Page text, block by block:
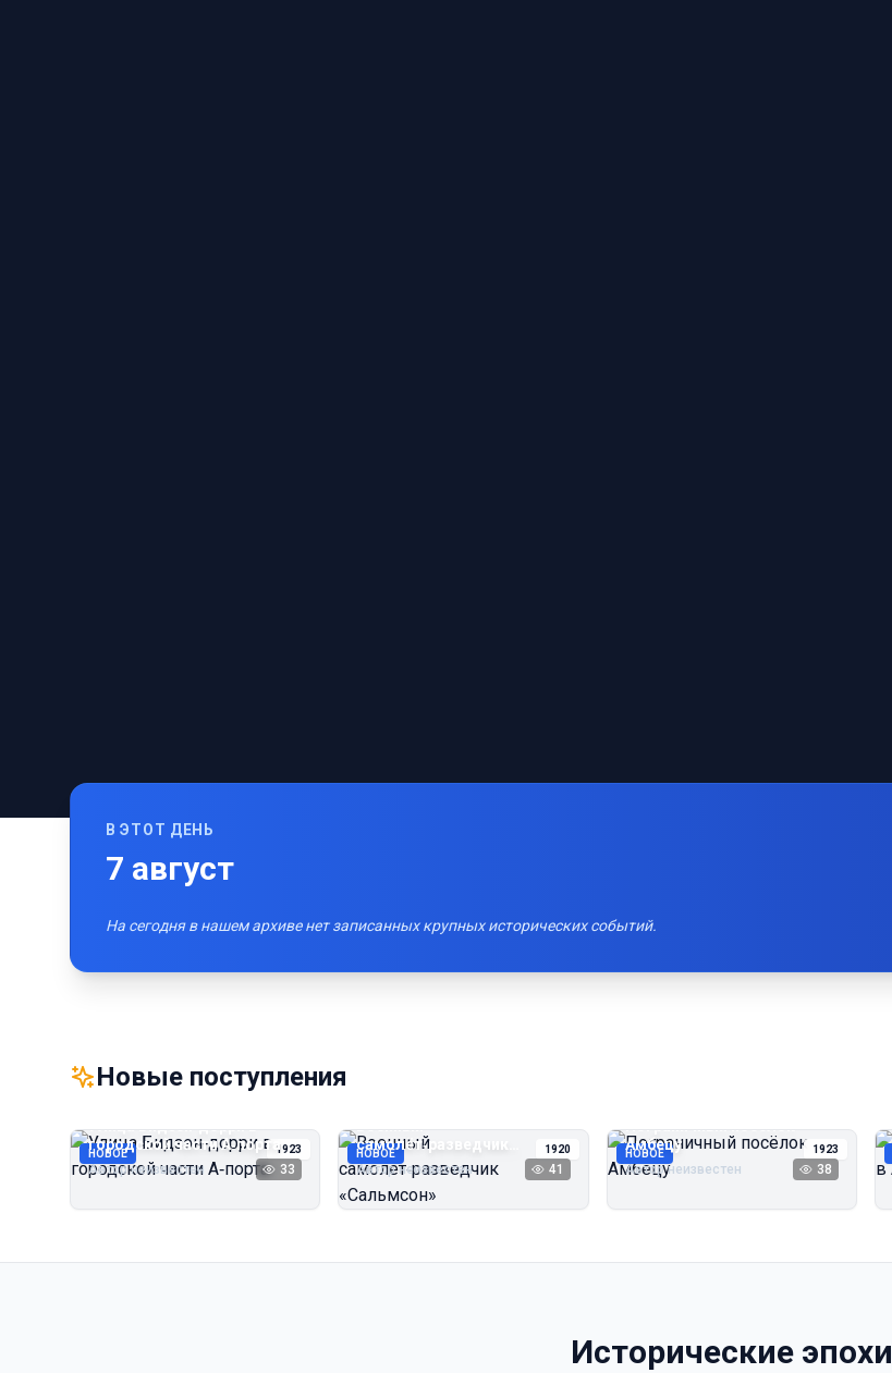
В ЭТОТ ДЕНЬ
7 август
На сегодня в нашем архиве нет записанных крупных исторических событий.
Новые поступления
НОВОЕ 1923
Улица Бидзэн‑дорри в
городской части А‑порта
Автор неизвестен 33
НОВОЕ 1920
Военный
самолёт‑разведчик
«Сальмсон»
Автор неизвестен 41
НОВОЕ 1923
Пограничный посёлок
Амбецу
Автор неизвестен 38
Исторические эпохи